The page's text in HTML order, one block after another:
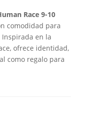
Race 9-10
comodidad para
en la
ofrece identidad,
como regalo para